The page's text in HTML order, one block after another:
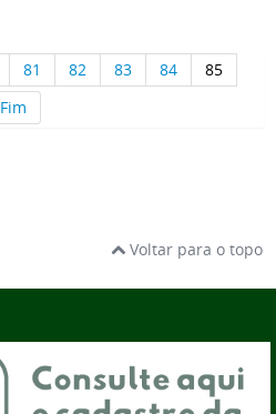
81 82 83 84
85
Fim
Voltar para o topo